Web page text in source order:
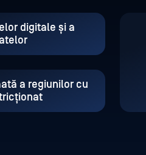
digitale și a
a regiunilor cu